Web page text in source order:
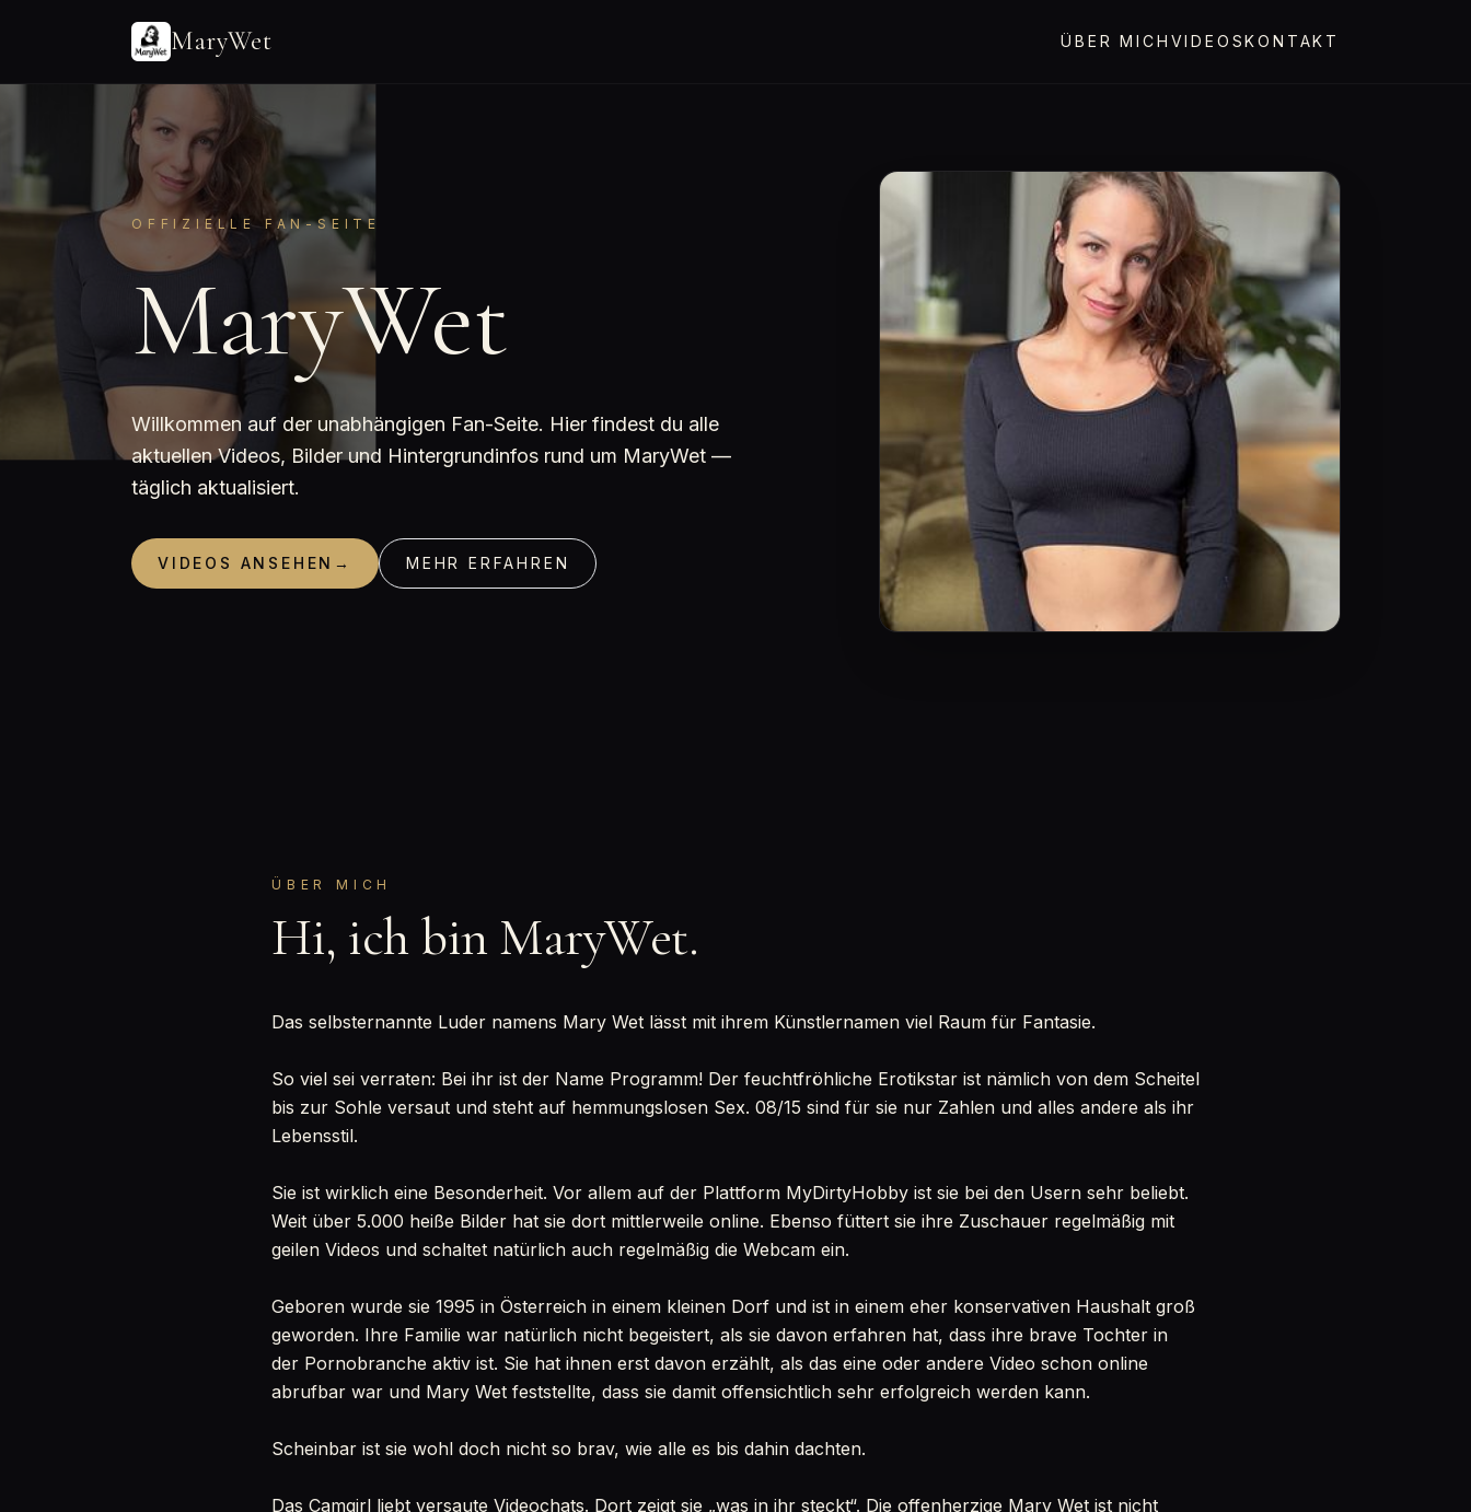
MaryWet ÜBER MICH VIDEOSKONTAKT
OFFIZIELLE FAN-SEITE
MaryWet
Willkommen auf der unabhängigen Fan-Seite. Hier findest du alle
aktuellen Videos, Bilder und Hintergrundinfos rund um MaryWet —
täglich aktualisiert.
VIDEOS ANSEHEN → MEHR ERFAHREN
ÜBER MICH
Hi, ich bin MaryWet.
Das selbsternannte Luder namens Mary Wet lässt mit ihrem Künstlernamen viel Raum für Fantasie.
So viel sei verraten: Bei ihr ist der Name Programm! Der feuchtfröhliche Erotikstar ist nämlich von dem Scheitel
bis zur Sohle versaut und steht auf hemmungslosen Sex. 08/15 sind für sie nur Zahlen und alles andere als ihr
Lebensstil.
Sie ist wirklich eine Besonderheit. Vor allem auf der Plattform MyDirtyHobby ist sie bei den Usern sehr beliebt.
Weit über 5.000 heiße Bilder hat sie dort mittlerweile online. Ebenso füttert sie ihre Zuschauer regelmäßig mit
geilen Videos und schaltet natürlich auch regelmäßig die Webcam ein.
Geboren wurde sie 1995 in Österreich in einem kleinen Dorf und ist in einem eher konservativen Haushalt groß
geworden. Ihre Familie war natürlich nicht begeistert, als sie davon erfahren hat, dass ihre brave Tochter in
der Pornobranche aktiv ist. Sie hat ihnen erst davon erzählt, als das eine oder andere Video schon online
abrufbar war und Mary Wet feststellte, dass sie damit offensichtlich sehr erfolgreich werden kann.
Scheinbar ist sie wohl doch nicht so brav, wie alle es bis dahin dachten.
Das Camgirl liebt versaute Videochats. Dort zeigt sie „was in ihr steckt“. Die offenherzige Mary Wet ist nicht